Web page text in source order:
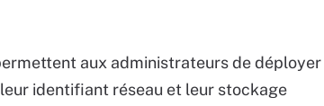
aux administrateurs de déployer
identifiant réseau et leur stockage